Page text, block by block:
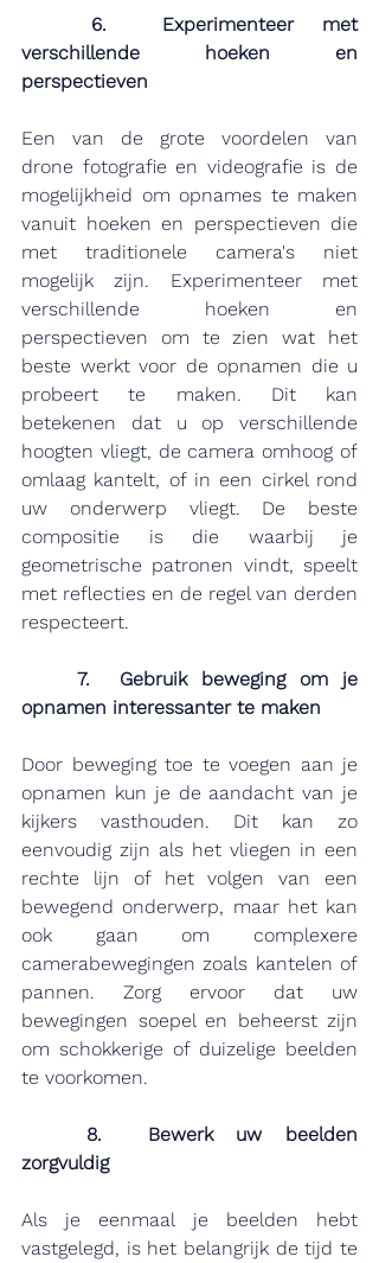
verschillende hoeken en
perspectieven
Een van de grote voordelen van
drone fotografie en videografie is de
mogelijkheid om opnames te maken
vanuit hoeken en perspectieven die
met traditionele camera's niet
mogelijk zijn. Experimenteer met
verschillende hoeken en
perspectieven om te zien wat het
beste werkt voor de opnamen die u
probeert te maken. Dit kan
betekenen dat u op verschillende
hoogten vliegt, de camera omhoog of
omlaag kantelt, of in een cirkel rond
uw onderwerp vliegt. De beste
compositie is die waarbij je
geometrische patronen vindt, speelt
met reflecties en de regel van derden
respecteert.
7.  Gebruik beweging om je
opnamen interessanter te maken
Door beweging toe te voegen aan je
opnamen kun je de aandacht van je
kijkers vasthouden. Dit kan zo
eenvoudig zijn als het vliegen in een
rechte lijn of het volgen van een
bewegend onderwerp, maar het kan
ook gaan om complexere
camerabewegingen zoals kantelen of
pannen. Zorg ervoor dat uw
bewegingen soepel en beheerst zijn
om schokkerige of duizelige beelden
te voorkomen.
8.  Bewerk uw beelden
zorgvuldig
Als je eenmaal je beelden hebt
vastgelegd, is het belangrijk de tijd te